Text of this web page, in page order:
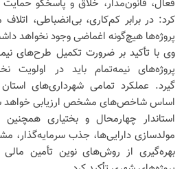
فعال، قانون‌مدار، خلاق و پاسخگو
کرد: در برابر کم‌کاری، بی‌انضباطی، اتلاف
پروژه‌ها هیچ‌گونه اغماضی وجود نخواهد
وی با تأکید بر ضرورت تکمیل طرح‌های
پروژه‌های نیمه‌تمام باید در اولویت
گیرد. عملکرد تمامی شهرداری‌های
اساس شاخص‌های مشخص ارزیابی خواهد
استاندار چهارمحال و بختیاری
مولدسازی دارایی‌ها، جذب
بهره‌گیری از روش‌های نوین تأمین